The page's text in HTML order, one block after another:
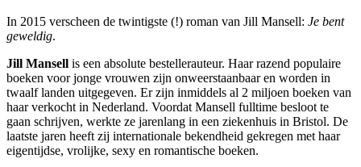
In 2015 verscheen de twintigste (!) roman van Jill Mansell: Je bent
geweldig.
Jill Mansell is een absolute bestellerauteur. Haar razend populaire
boeken voor jonge vrouwen zijn onweerstaanbaar en worden in
twaalf landen uitgegeven. Er zijn inmiddels al 2 miljoen boeken van
haar verkocht in Nederland. Voordat Mansell fulltime besloot te
gaan schrijven, werkte ze jarenlang in een ziekenhuis in Bristol. De
laatste jaren heeft zij internationale bekendheid gekregen met haar
eigentijdse, vrolijke, sexy en romantische boeken.